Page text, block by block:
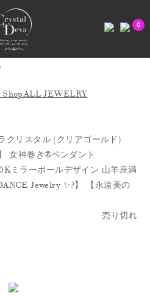
0
ALL JEWELRY
クリスタル (クリアゴールド)
女神巻き®ペンダント
ミラーボールデザイン 山羊座満
Jewelry ✨?】 【永遠美の
売り切れ